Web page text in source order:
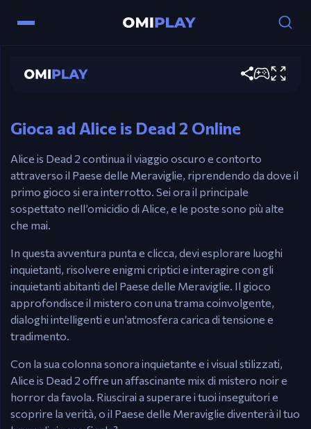
Alice is Dead 2
Mouse – Interagisci, raccogli oggetti e prosegui
Gioca ad Alice is Dead 2 Online
Alice is Dead 2 continua il viaggio oscuro e contorto
attraverso il Paese delle Meraviglie, riprendendo da dove il
primo gioco si era interrotto. Sei ora il principale
sospettato nell’omicidio di Alice, e le poste sono più alte
che mai.
In questa avventura punta e clicca, devi esplorare luoghi
inquietanti, risolvere enigmi criptici e interagire con gli
inquietanti abitanti del Paese delle Meraviglie. Il gioco
approfondisce il mistero con una trama coinvolgente,
dialoghi intelligenti e un’atmosfera carica di tensione e
tradimento.
Con la sua colonna sonora inquietante e i visual stilizzati,
Alice is Dead 2 offre un affascinante mix di mistero noir e
horror da favola. Riuscirai a superare i tuoi inseguitori e
scoprire la verità, o il Paese delle Meraviglie diventerà il tuo